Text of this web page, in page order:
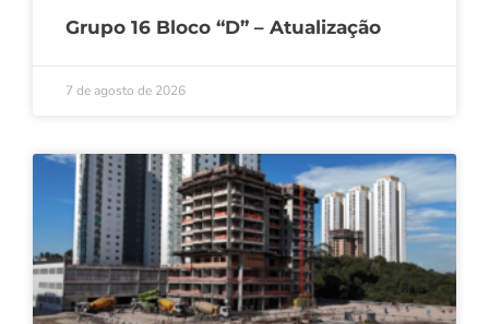
Grupo 16 Bloco “D” – Atualização
7 de agosto de 2026